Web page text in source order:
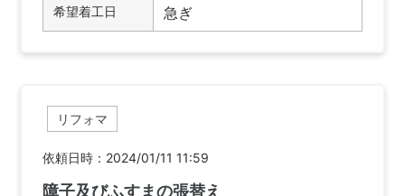
希望着工日 急ぎ
リフォマ
依頼日時：2024/01/11 11:59
障子及びふすまの張替え